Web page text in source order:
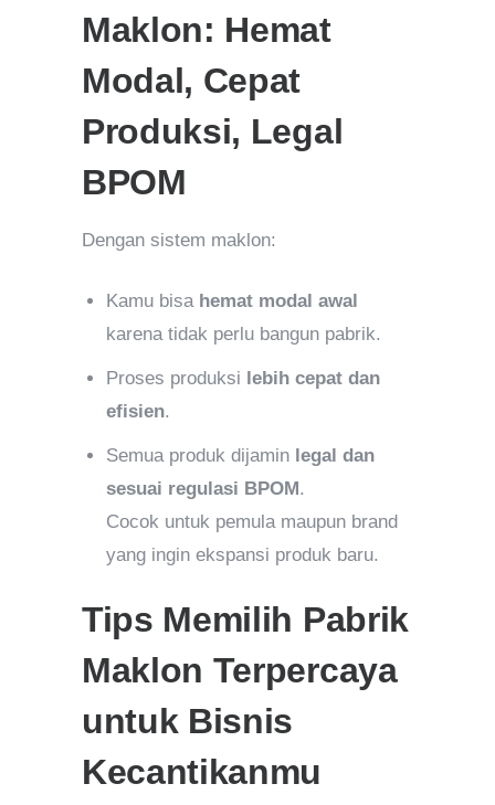
Maklon: Hemat
Modal, Cepat
Produksi, Legal
BPOM
Dengan sistem maklon:
Kamu bisa hemat modal awal
karena tidak perlu bangun pabrik.
Proses produksi lebih cepat dan
efisien.
Semua produk dijamin legal dan
sesuai regulasi BPOM.
Cocok untuk pemula maupun brand
yang ingin ekspansi produk baru.
Tips Memilih Pabrik
Maklon Terpercaya
untuk Bisnis
Kecantikanmu